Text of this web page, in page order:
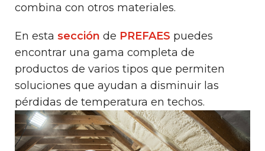
combina con otros materiales.
En esta sección de PREFAES puedes
encontrar una gama completa de
productos de varios tipos que permiten
soluciones que ayudan a disminuir las
pérdidas de temperatura en techos.